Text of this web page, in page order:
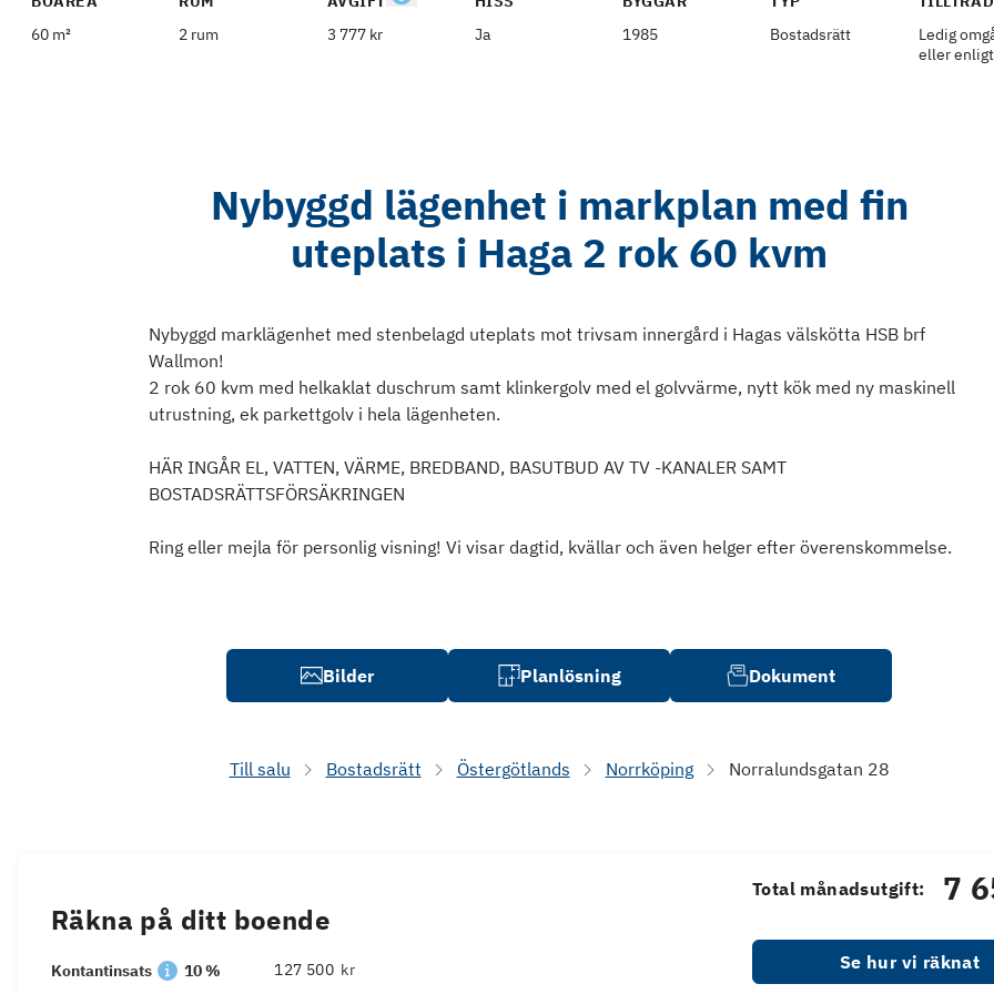
60 m²
2 rum
3 777 kr
Ja
1985
Bostadsrätt
Ledig
eller
Nybyggd lägenhet i markplan med fin
uteplats i Haga 2 rok 60 kvm
Nybyggd marklägenhet med stenbelagd uteplats mot trivsam innergård i Hagas välskötta HSB brf
Wallmon!
2 rok 60 kvm med helkaklat duschrum samt klinkergolv med el golvvärme, nytt kök med ny maskinell
utrustning, ek parkettgolv i hela lägenheten.
HÄR INGÅR EL, VATTEN, VÄRME, BREDBAND, BASUTBUD AV TV -KANALER SAMT
BOSTADSRÄTTSFÖRSÄKRINGEN
Ring eller mejla för personlig visning! Vi visar dagtid, kvällar och även helger efter överenskommelse.
Bilder Planlösning Dokument
Till salu Bostadsrätt Östergötlands Norrköping Norralundsgatan 28
Räkna på ditt boende
Kontantinsats 10 % kr
Total månadsutgift: 7
Se hur vi räknat